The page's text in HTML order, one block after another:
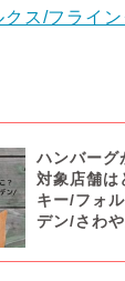
クス/フライ
ハンバーグ
対象店舗は
キー/フォ
デン/さわ